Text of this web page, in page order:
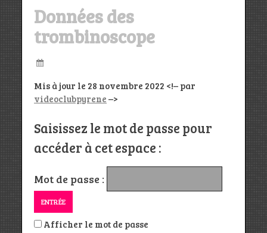
Données des
trombinoscope
Mis à jour le 28 novembre 2022 <!– par
videoclubpyrene –>
Saisissez le mot de passe pour
accéder à cet espace :
Mot de passe :
Afficher le mot de passe